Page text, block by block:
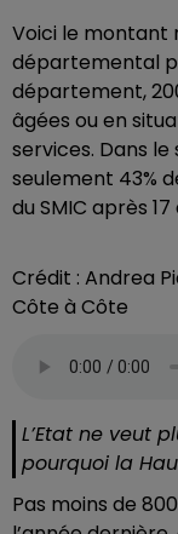
Voici le montant
départemental
département,
âgées ou en
services. Dans
seulement 43%
du SMIC après
Crédit : Andrea
Côte à Côte
L’Etat ne veut
pourquoi la
Pas moins de